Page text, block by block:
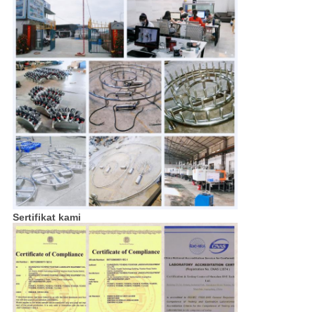
Sertifikat kami